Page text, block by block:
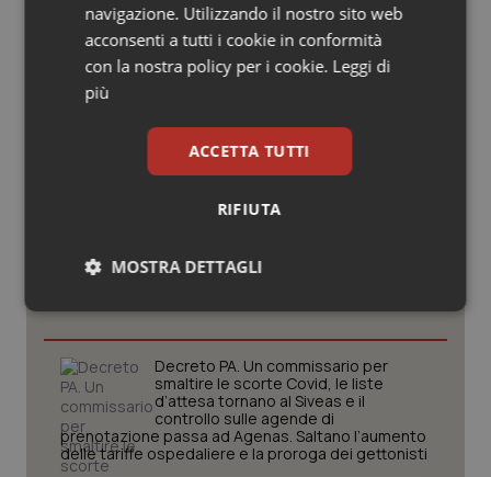
Ulcera & Reflusso
Vaccini
10 Giugno 2011
© Riproduzione riservata
Potrebbe interessarti in
Decreto PA. Un commissario per
smaltire le scorte Covid, le liste
d’attesa tornano al Siveas e il
controllo sulle agende di
prenotazione passa ad Agenas. Saltano l’aumento
delle tariffe ospedaliere e la proroga dei gettonisti
navigazione. Utilizzando il nostro sito web
acconsenti a tutti i cookie in conformità
con la nostra policy per i cookie. Leggi di
più
ACCETTA TUTTI
RIFIUTA
MOSTRA DETTAGLI
Necessari Statistici Marketing
Necessari Marketing